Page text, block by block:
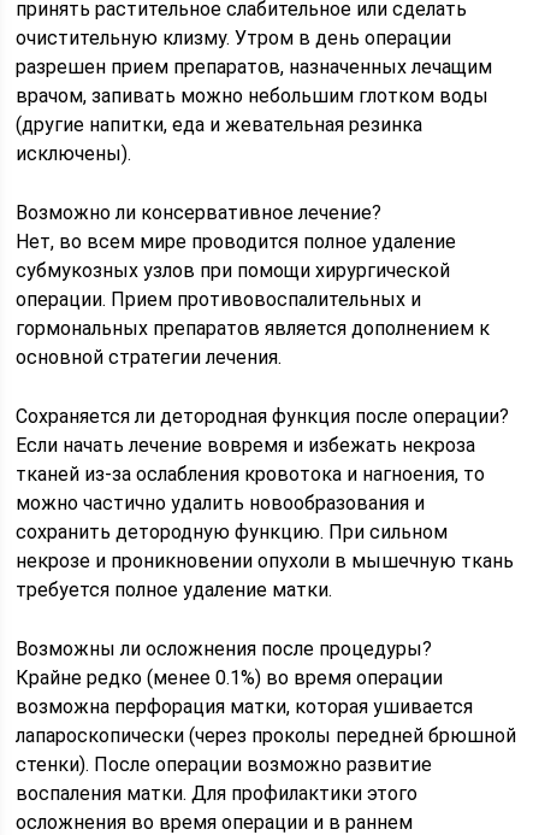
принять растительное слабительное или сделать
очистительную клизму. Утром в день операции
разрешен прием препаратов, назначенных лечащим
врачом, запивать можно небольшим глотком воды
(другие напитки, еда и жевательная резинка
исключены).
Возможно ли консервативное лечение?
Нет, во всем мире проводится полное удаление
субмукозных узлов при помощи хирургической
операции. Прием противовоспалительных и
гормональных препаратов является дополнением к
основной стратегии лечения.
Сохраняется ли детородная функция после операции?
Если начать лечение вовремя и избежать некроза
тканей из-за ослабления кровотока и нагноения, то
можно частично удалить новообразования и
сохранить детородную функцию. При сильном
некрозе и проникновении опухоли в мышечную ткань
требуется полное удаление матки.
Возможны ли осложнения после процедуры?
Крайне редко (менее 0.1%) во время операции
возможна перфорация матки, которая ушивается
лапароскопически (через проколы передней брюшной
стенки). После операции возможно развитие
воспаления матки. Для профилактики этого
осложнения во время операции и в раннем